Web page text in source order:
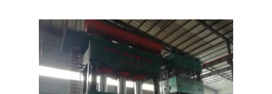
ΠΟΛΙΤΙΚΉ
ΑΠΟΡΡΉΤΟΥ